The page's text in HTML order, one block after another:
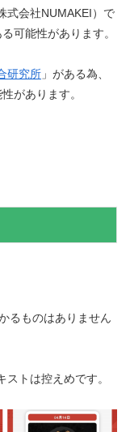
式会社NUMAKEI）で
可能性があります。
研究所 」がある為、
があります。
るものはありません
トは控えめです。